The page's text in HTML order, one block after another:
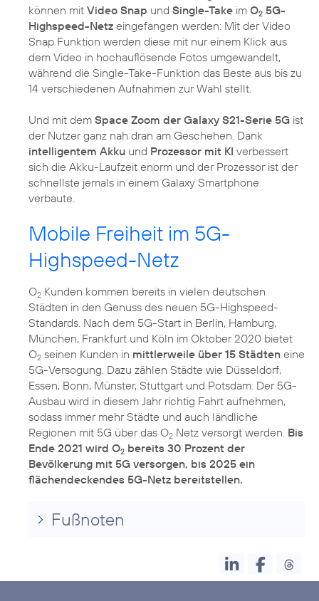
können mit Video Snap und Single-Take im O2 5G-
Highspeed-Netz eingefangen werden: Mit der Video
Snap Funktion werden diese mit nur einem Klick aus
dem Video in hochauflösende Fotos umgewandelt,
während die Single-Take-Funktion das Beste aus bis zu
14 verschiedenen Aufnahmen zur Wahl stellt.
Und mit dem Space Zoom der Galaxy S21-Serie 5G ist
der Nutzer ganz nah dran am Geschehen. Dank
intelligentem Akku und Prozessor mit KI verbessert
sich die Akku-Laufzeit enorm und der Prozessor ist der
schnellste jemals in einem Galaxy Smartphone
verbaute.
Mobile Freiheit im 5G-
Highspeed-Netz
O2 Kunden kommen bereits in vielen deutschen
Städten in den Genuss des neuen 5G-Highspeed-
Standards. Nach dem 5G-Start in Berlin, Hamburg,
München, Frankfurt und Köln im Oktober 2020 bietet
O2 seinen Kunden in mittlerweile über 15 Städten eine
5G-Versogung. Dazu zählen Städte wie Düsseldorf,
Essen, Bonn, Münster, Stuttgart und Potsdam. Der 5G-
Ausbau wird in diesem Jahr richtig Fahrt aufnehmen,
sodass immer mehr Städte und auch ländliche
Regionen mit 5G über das O2 Netz versorgt werden. Bis
Ende 2021 wird O2 bereits 30 Prozent der
Bevölkerung mit 5G versorgen, bis 2025 ein
flächendeckendes 5G-Netz bereitstellen.
Fußnoten